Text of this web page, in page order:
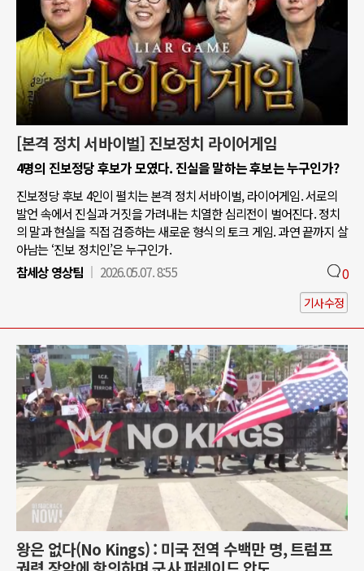
[본격 정치 서바이벌] 진보정치 라이어게임
4명의 진보정당 후보가 모였다. 진실을 말하는 후보는 누구인가?
진보정당 후보 4인이 펼치는 본격 정치 서바이벌, 라이어게임. 서로의
발언 속에서 진실과 거짓을 가려내는 치열한 심리전이 벌어진다. 정치
의 말과 현실을 직접 검증하는 새로운 형식의 토크 게임. 과연 끝까지 살
아남는 ‘진보 정치인’은 누구인가.
참세상 영상팀
2026.05.07. 8:55 0
기사수정
왕은 없다(No Kings) : 미국 전역 수백만 명, 트럼프